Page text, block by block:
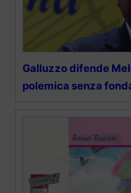
Galluzzo difende
polemica senza